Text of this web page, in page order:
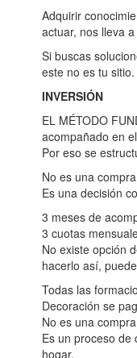
Adquirir
actuar, nos lleva
Si buscas
este no es tu sitio.
INVERSIÓN
EL MÉTODO
acompañado en
Por eso se
No es una
Es una decisión
3 meses de
3 cuotas
No existe opción
hacerlo así,
Todas las
Decoración se
No es una
Es un proceso de
hogar.